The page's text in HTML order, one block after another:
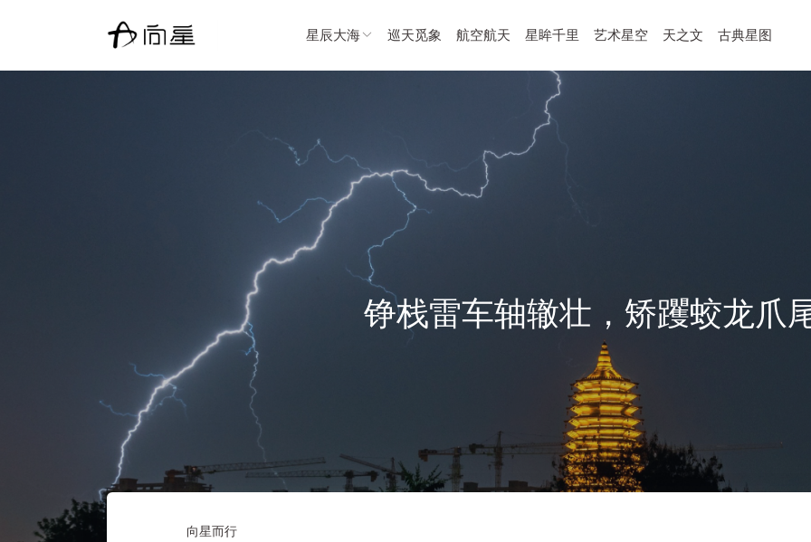
星辰大海 巡天觅象 航空航天 星眸千里 艺术星空 天之文 古典星图
铮栈雷车轴辙壮，矫躩蛟龙爪
向星而行